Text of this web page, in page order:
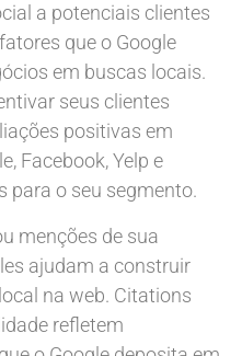
a potenciais clientes
que o Google
em buscas locais.
seus clientes
positivas em
Facebook, Yelp e
para o seu segmento.
menções de sua
ajudam a construir
na web. Citations
refletem